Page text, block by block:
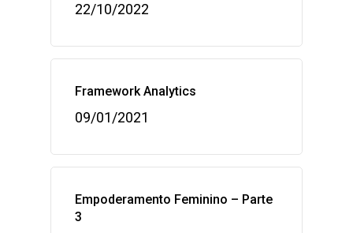
22/10/2022
Framework Analytics
09/01/2021
Empoderamento Feminino – Parte
3